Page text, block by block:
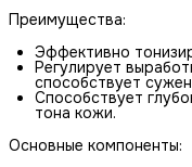
Преимущества:
Эффективно
Регулирует
способствует
Способствует
тона кожи.
Основные компоненты: